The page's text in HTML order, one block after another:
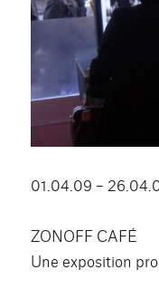
01.04.09 –
ZONOFF CAFÉ
Une exposition